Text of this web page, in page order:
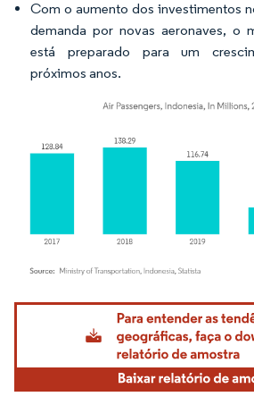
Com o aumento dos investimentos
demanda por novas aeronaves, o
está preparado para um
próximos anos.
Imagem © Mordor Intelligence. O reuso requer